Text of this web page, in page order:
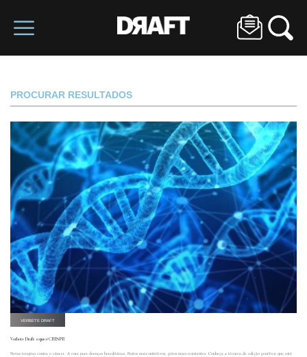
PROCURAR RESULTADOS
VERBETE DRAFT
Verbete Draft: o que é CRISPR
Novas terapias contra o câncer. A cura para doenças hereditárias. Frutos mais nutritivos, grãos mais resistentes. Conheça a técnica de edição genética que está